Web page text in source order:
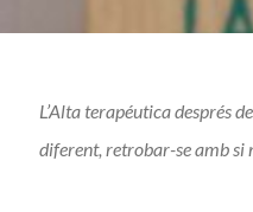
L’Alta terapéutica després
diferent, retrobar-se amb si